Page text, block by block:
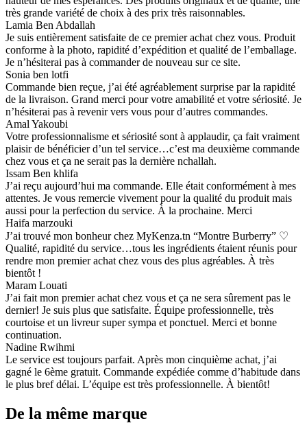
très grande variété de choix à des prix très raisonnables.
Lamia Ben Abdallah
Je suis entièrement satisfaite de ce premier achat chez vous. Produit
conforme à la photo, rapidité d’expédition et qualité de l’emballage.
Je n’hésiterai pas à commander de nouveau sur ce site.
Sonia ben lotfi
Commande bien reçue, j’ai été agréablement surprise par la rapidité
de la livraison. Grand merci pour votre amabilité et votre sériosité. Je
n’hésiterai pas à revenir vers vous pour d’autres commandes.
Amal Yakoubi
Votre professionnalisme et sériosité sont à applaudir, ça fait vraiment
plaisir de bénéficier d’un tel service…c’est ma deuxième commande
chez vous et ça ne serait pas la dernière nchallah.
Issam Ben khlifa
J’ai reçu aujourd’hui ma commande. Elle était conformément à mes
attentes. Je vous remercie vivement pour la qualité du produit mais
aussi pour la perfection du service. À la prochaine. Merci
Haifa marzouki
J’ai trouvé mon bonheur chez MyKenza.tn “Montre Burberry” ♡
Qualité, rapidité du service…tous les ingrédients étaient réunis pour
rendre mon premier achat chez vous des plus agréables. À très
bientôt !
Maram Louati
J’ai fait mon premier achat chez vous et ça ne sera sûrement pas le
dernier! Je suis plus que satisfaite. Équipe professionnelle, très
courtoise et un livreur super sympa et ponctuel. Merci et bonne
continuation.
Nadine Rwihmi
Le service est toujours parfait. Après mon cinquième achat, j’ai
gagné le 6ème gratuit. Commande expédiée comme d’habitude dans
le plus bref délai. L’équipe est très professionnelle. À bientôt!
De la même marque